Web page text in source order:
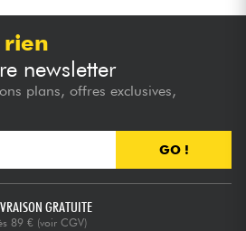
rien
newsletter
plans, offres exclusives,
GO !
GRATUITE
89 € (voir CGV)